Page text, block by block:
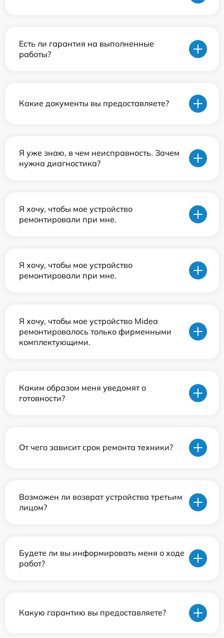
Есть ли гарантия на выполненные
работы?
Какие документы вы предоставляете?
Я уже знаю, в чем неисправность. Зачем
нужна диагностика?
Я хочу, чтобы мое устройство
ремонтировали при мне.
Я хочу, чтобы мое устройство
ремонтировали при мне.
Я хочу, чтобы мое устройство Midea
ремонтировалось только фирменными
комплектующими.
Каким образом меня уведомят о
готовности?
От чего зависит срок ремонта техники?
Возможен ли возврат устройства третьим
лицом?
Будете ли вы информировать меня о ходе
работ?
Какую гарантию вы предоставляете?